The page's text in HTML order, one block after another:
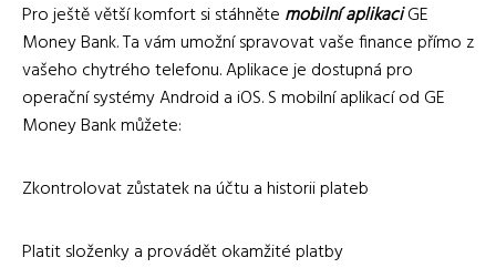
Pro ještě větší komfort si stáhněte mobilní aplikaciGE
Money Bank. Ta vám umožní spravovat vaše finance přímo z
vašeho chytrého telefonu. Aplikace je dostupná pro
operační systémy Android a iOS. S mobilní aplikací od GE
Money Bank můžete:
Zkontrolovat zůstatek na účtu a historii plateb
Platit složenky a provádět okamžité platby